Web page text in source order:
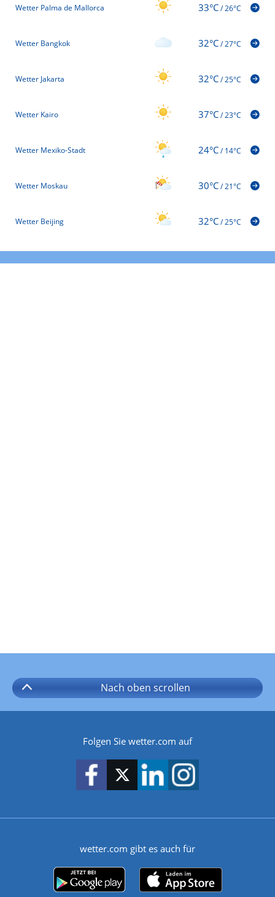
Wetter Palma de Mallorca 33°C/26°C
Wetter Bangkok 32°C/27°C
Wetter Jakarta 32°C/25°C
Wetter Kairo 37°C/23°C
Wetter Mexiko-Stadt 24°C/14°C
Wetter Moskau 30°C/21°C
Wetter Beijing 32°C/25°C
Nach oben scrollen
Folgen Sie wetter.com auf
wetter.com gibt es auch für